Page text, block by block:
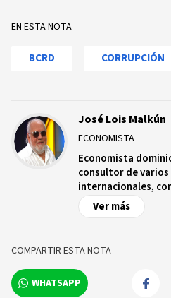
EN ESTA NOTA
BCRD CORRUPCIÓN
José Lois Malkún
ECONOMISTA
Economista
consultor de
internacionales,
Fue director de la
Sector Salud,
Ver más
COMPARTIR ESTA NOTA
WHATSAPP